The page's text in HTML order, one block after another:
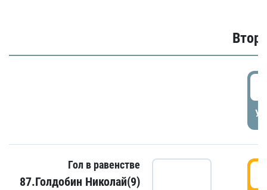
Гол в равенстве
87.Голдобин Николай(9)